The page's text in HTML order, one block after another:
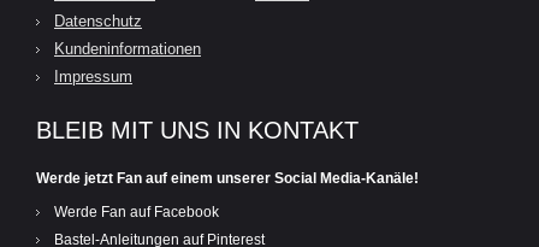
Datenschutz
Kundeninformationen
Impressum
BLEIB MIT UNS IN KONTAKT
Werde jetzt Fan auf einem unserer Social Media-Kanäle!
Werde Fan auf Facebook
Bastel-Anleitungen auf Pinterest